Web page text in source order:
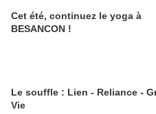
Cet été, continuez le yoga à
BESANCON !
Le souffle : Lien - Reliance -
Vie